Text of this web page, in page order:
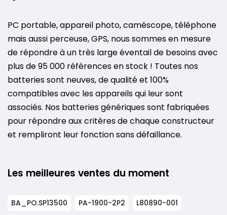
PC portable, appareil photo, caméscope, téléphone
mais aussi perceuse, GPS, nous sommes en mesure
de répondre à un très large éventail de besoins avec
plus de 95 000 références en stock ! Toutes nos
batteries sont neuves, de qualité et 100%
compatibles avec les appareils qui leur sont
associés. Nos batteries génériques sont fabriquées
pour répondre aux critères de chaque constructeur
et rempliront leur fonction sans défaillance.
Les meilleures ventes du moment
BA_PO.SP13500 PA-1900-2P2
L80890-001